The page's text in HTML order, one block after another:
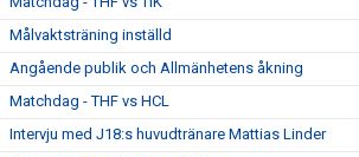
Målvaktsträning inställd
Angående publik och Allmänhetens åkning
Matchdag - THF vs HCL
Intervju med J18:s huvudtränare Mattias Linder